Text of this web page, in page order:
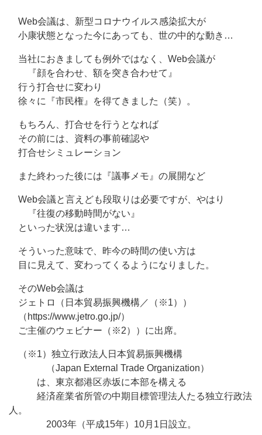
Web会議は、新型コロナウイルス感染拡大が
小康状態となった今にあっても、世の中的な動き…
当社におきましても例外ではなく、Web会議が
『顔を合わせ、額を突き合わせて』
行う打合せに変わり
徐々に『市民権』を得てきました（笑）。
もちろん、打合せを行うとなれば
その前には、資料の事前確認や
打合せシミュレーション
また終わった後には『議事メモ』の展開など
Web会議と言えども段取りは必要ですが、やはり
『往復の移動時間がない』
といった状況は違います…
そういった意味で、昨今の時間の使い方は
目に見えて、変わってくるようになりました。
そのWeb会議は
ジェトロ（日本貿易振興機構／（※1））
（https://www.jetro.go.jp/）
ご主催のウェビナー（※2））に出席。
（※1）独立行政法人日本貿易振興機構
（Japan External Trade Organization）
は、東京都港区赤坂に本部を構える
経済産業省所管の中期目標管理法人たる独立行政法
人。
2003年（平成15年）10月1日設立。